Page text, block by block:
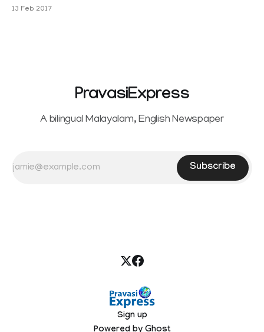
മാധ്യമങ്ങളിലൂടെയുള്ള
13 Feb 2017
PravasiExpress
A bilingual Malayalam, English Newspaper
Subscribe
Sign up